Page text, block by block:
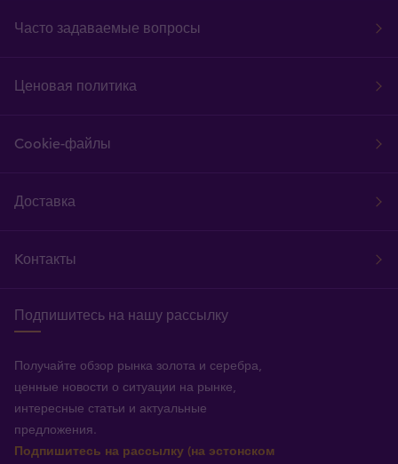
Часто задаваемые вопросы
Ценовая политика
Cookie-файлы
Доставка
Kонтакты
Подпишитесь на нашу рассылку
Получайте обзор рынка золота и серебра,
ценные новости о ситуации на рынке,
интересные статьи и актуальные
предложения.
Подпишитесь на рассылку (на эстонском